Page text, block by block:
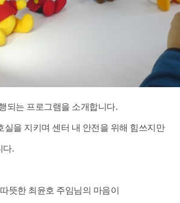
되는 프로그램을 소개합니다.
을 지키며 센터 내 안전을 위해 힘쓰지만
다.
뜻한 최윤호 주임님의 마음이